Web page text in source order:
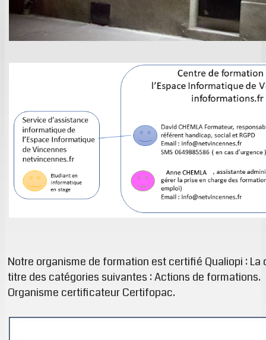
Notre organisme de formation est certifié Qualiopi :
titre des catégories suivantes : Actions de
Organisme certificateur Certifopac.